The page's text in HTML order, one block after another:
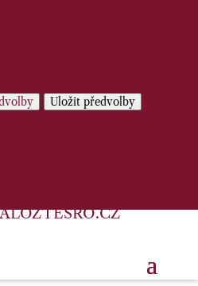
Uložit předvolby